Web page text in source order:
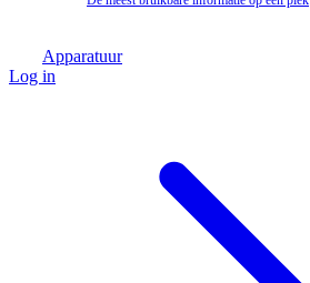
Apparatuur
Log in